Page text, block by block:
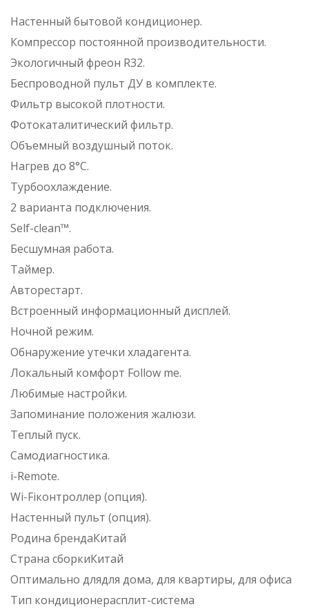
Настенный бытовой кондиционер.
Компрессор постоянной производительности.
Экологичный фреон R32.
Беспроводной пульт ДУ в комплекте.
Фильтр высокой плотности.
Фотокаталитический фильтр.
Объемный воздушный поток.
Нагрев до 8°С.
Турбоохлаждение.
2 варианта подключения.
Self-clean™.
Бесшумная работа.
Таймер.
Авторестарт.
Встроенный информационный дисплей.
Ночной режим.
Обнаружение утечки хладагента.
Локальный комфорт Follow me.
Любимые настройки.
Запоминание положения жалюзи.
Теплый пуск.
Самодиагностика.
i-Remote.
Wi-Fiконтроллер (опция).
Настенный пульт (опция).
Родина брендаКитай
Страна сборкиКитай
Оптимально длядля дома, для квартиры, для офиса
Тип кондиционерасплит-система